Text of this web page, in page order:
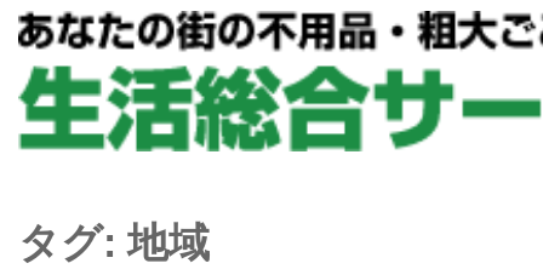
タグ:地域